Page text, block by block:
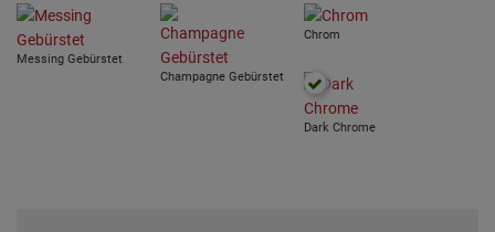
Messing Gebürstet
Champagne Gebürstet
Chrom
Dark Chrome